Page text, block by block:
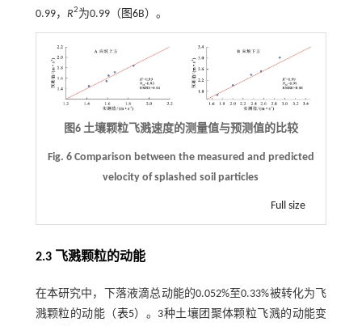
0.99， R2为0.99（ 图6B）。
图6 土壤颗粒飞溅速度的测量值与预测值的比较
Fig. 6 Comparison between the measured and predicted
velocity of splashed soil particles
Full size
2.3 飞溅颗粒的动能
在本研究中，下落液滴总动能的0.052%至0.33%被转化为飞
溅颗粒的动能（表5）。3种土壤团聚体颗粒飞溅的动能变